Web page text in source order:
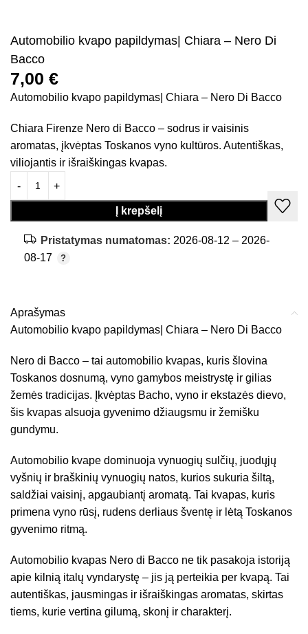
Automobilio kvapo papildymas| Chiara – Nero Di
Bacco
7,00 €
Automobilio kvapo papildymas| Chiara – Nero Di Bacco
Chiara Firenze Nero di Bacco – sodrus ir vaisinis
aromatas, įkvėptas Toskanos vyno kultūros. Autentiškas,
viliojantis ir išraiškingas kvapas.
Į krepšelį
Pristatymas numatomas: 2026-08-12 – 2026-
08-17
Aprašymas
Automobilio kvapo papildymas| Chiara – Nero Di Bacco
Nero di Bacco – tai automobilio kvapas, kuris šlovina
Toskanos dosnumą, vyno gamybos meistrystę ir gilias
žemės tradicijas. Įkvėptas Bacho, vyno ir ekstazės dievo,
šis kvapas alsuoja gyvenimo džiaugsmu ir žemišku
gundymu.
Automobilio kvape dominuoja vynuogių sulčių, juodųjų
vyšnių ir braškinių vynuogių natos, kurios sukuria šiltą,
saldžiai vaisinį, apgaubiantį aromatą. Tai kvapas, kuris
primena vyno rūsį, rudens derliaus šventę ir lėtą Toskanos
gyvenimo ritmą.
Automobilio kvapas Nero di Bacco ne tik pasakoja istoriją
apie kilnią italų vyndarystę – jis ją perteikia per kvapą. Tai
autentiškas, jausmingas ir išraiškingas aromatas, skirtas
tiems, kurie vertina gilumą, skonį ir charakterį.